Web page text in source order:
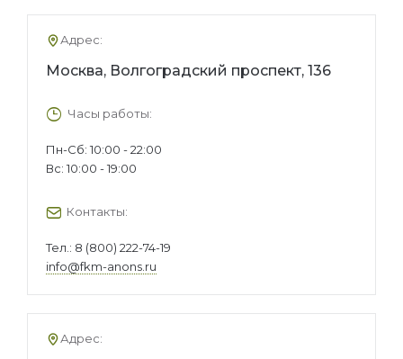
Адрес:
Москва, Волгоградский проспект, 136
Часы работы:
Пн-Сб: 10:00 - 22:00
Вс: 10:00 - 19:00
Контакты:
Тел.: 8 (800) 222-74-19
info@fkm-anons.ru
Адрес: